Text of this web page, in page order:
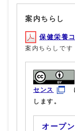
案内ちらし
保健栄養
案内ちらしです
センス
します。
オープ